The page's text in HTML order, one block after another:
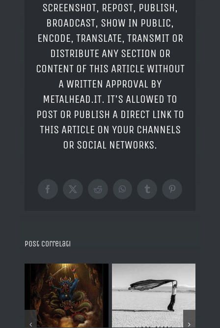
SCREENSHOT, REPOST, PUBLISH,
BROADCAST, SHOW IN PUBLIC,
ENCODE, TRANSLATE, TRANSMIT OR
DISTRIBUTE ANY SECTION OR
CONTENT OF THIS ARTICLE WITHOUT
A WRITTEN APPROVAL BY
METALHEAD.IT. IT'S ALLOWED TO
POST OR PUBLISH A DIRECT LINK TO
THIS ARTICLE ON YOUR CHANNELS
OR SOCIAL NETWORKS.
Facebook
X RedditWhatsAppTumblrPinterest
Post correlati